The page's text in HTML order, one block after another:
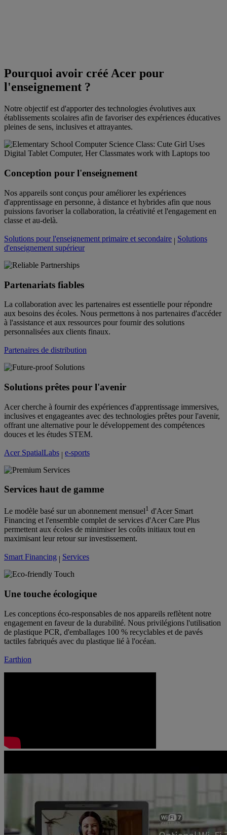
Pourquoi avoir créé Acer pour
l'enseignement ?
Notre objectif est d'apporter des technologies évolutives aux
établissements scolaires afin de favoriser des expériences éducatives
pleines de sens, inclusives et attrayantes.
Conception pour l'enseignement
Nos appareils sont conçus pour améliorer les expériences
d'apprentissage en personne, à distance et hybrides afin que nous
puissions favoriser la collaboration, la créativité et l'engagement en
classe et au-delà.
Solutions pour l'enseignement primaire et secondaire | Solutions
d'enseignement supérieur
Partenariats fiables
La collaboration avec les partenaires est essentielle pour répondre
aux besoins des écoles. Nous permettons à nos partenaires d'accéder
à l'assistance et aux ressources pour fournir des solutions
personnalisées aux clients finaux.
Partenaires de distribution
Solutions prêtes pour l'avenir
Acer cherche à fournir des expériences d'apprentissage immersives,
inclusives et engageantes avec des technologies prêtes pour l'avenir,
offrant une alternative pour le développement des compétences
douces et les études STEM.
Acer SpatialLabs | e-sports
Services haut de gamme
Le modèle basé sur un abonnement mensuel1 d'Acer Smart
Financing et l'ensemble complet de services d'Acer Care Plus
permettent aux écoles de minimiser les coûts initiaux tout en
maximisant leur retour sur investissement.
Smart Financing | Services
Une touche écologique
Les conceptions éco-responsables de nos appareils reflètent notre
engagement en faveur de la durabilité. Nous privilégions l'utilisation
de plastique PCR, d'emballages 100 % recyclables et de pavés
tactiles fabriqués avec du plastique lié à l'océan.
Earthion